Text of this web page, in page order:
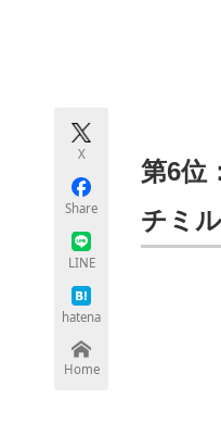
モノ
X
Share
LINE
hatena
Home
第6位
チミ